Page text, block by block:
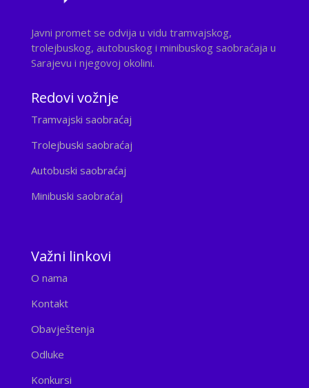
Javni promet se odvija u vidu tramvajskog,
trolejbuskog, autobuskog i minibuskog saobraćaja u
Sarajevu i njegovoj okolini.
Redovi vožnje
Tramvajski saobraćaj
Trolejbuski saobraćaj
Autobuski saobraćaj
Minibuski saobraćaj
Važni linkovi
O nama
Kontakt
Obavještenja
Odluke
Konkursi